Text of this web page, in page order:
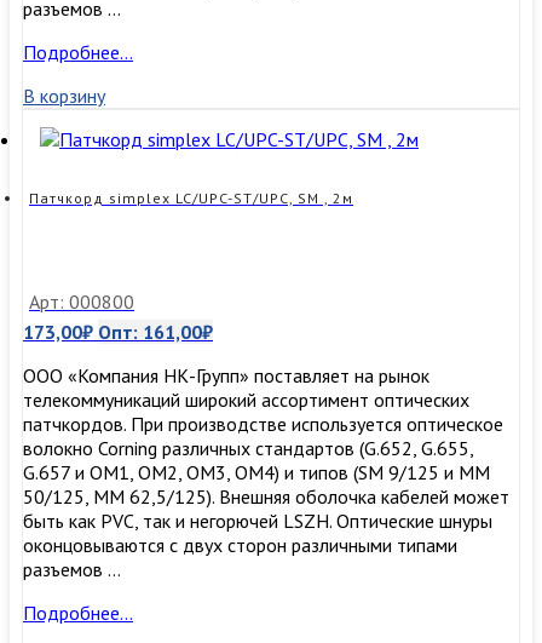
разъемов …
Патчкорд
LC/UPC-
ST/UPC,
SM
1м
Подробнее…
В корзину
Патчкорд simplex LC/UPC-ST/UPC, SM , 2м
Арт: 000800
173,00₽ Опт: 161,00₽
ООО «Компания НК-Групп» поставляет на рынок
телекоммуникаций широкий ассортимент оптических
патчкордов. При производстве используется оптическое
волокно Corning различных стандартов (G.652, G.655,
G.657 и OM1, OM2, OM3, ОМ4) и типов (SM 9/125 и MM
50/125, MM 62,5/125). Внешняя оболочка кабелей может
быть как PVC, так и негорючей LSZH. Оптические шнуры
оконцовываются с двух сторон различными типами
разъемов …
Патчкорд
Подробнее…